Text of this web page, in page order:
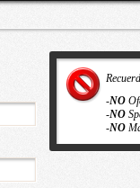
-NO
-NO
-NO